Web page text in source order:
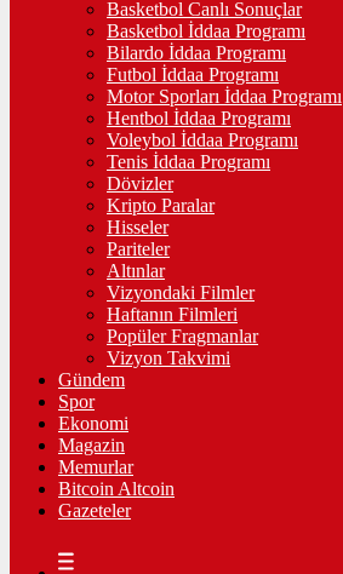
Basketbol Canlı Sonuçlar
Basketbol İddaa Programı
Bilardo İddaa Programı
Futbol İddaa Programı
Motor Sporları İddaa Programı
Hentbol İddaa Programı
Voleybol İddaa Programı
Tenis İddaa Programı
Dövizler
Kripto Paralar
Hisseler
Pariteler
Altınlar
Vizyondaki Filmler
Haftanın Filmleri
Popüler Fragmanlar
Vizyon Takvimi
Gündem
Spor
Ekonomi
Magazin
Memurlar
Bitcoin Altcoin
Gazeteler